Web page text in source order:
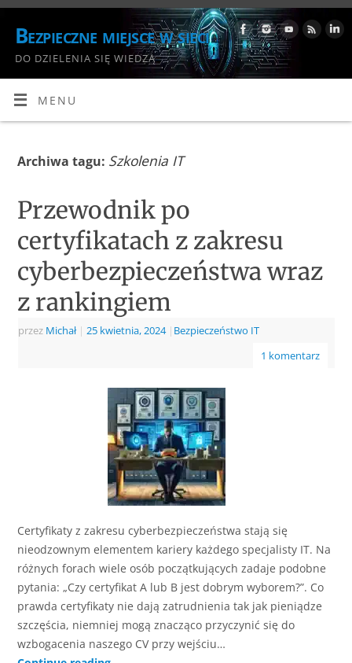
Bezpieczne miejsce w sieci
DO DZIELENIA SIĘ WIEDZĄ
MENU
Archiwa tagu: Szkolenia IT
Przewodnik po
certyfikatach z zakresu
cyberbezpieczeństwa wraz
z rankingiem
przez Michał | 25 kwietnia, 2024 | Bezpieczeństwo IT
1 komentarz
Certyfikaty z zakresu cyberbezpieczeństwa stają się
nieodzownym elementem kariery każdego specjalisty IT. Na
różnych forach wiele osób początkujących zadaje podobne
pytania: „Czy certyfikat A lub B jest dobrym wyborem?”. Co
prawda certyfikaty nie dają zatrudnienia tak jak pieniądze
szczęścia, niemniej mogą znacząco przyczynić się do
wzbogacenia naszego CV przy wejściu…